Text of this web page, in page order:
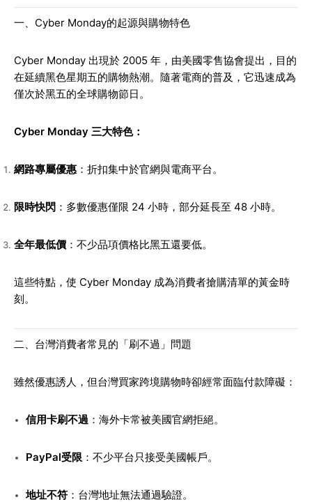
一、Cyber Monday的起源與購物特色
Cyber Monday 出現於 2005 年，由美國零售協會提出，目的
在延續黑色星期五的購物熱潮。隨著電商的普及，它迅速成為
僅次於黑五的全球購物節日。
Cyber Monday 三大特色：
網路專屬優惠 ：折扣集中於官網與電商平台。
限時快閃 ：多數優惠僅限 24 小時，部分延長至 48 小時。
全年最低價 ：不少品項價格比黑五還要低。
這些特點，使 Cyber Monday 成為消費者搶購清單的黃金時
刻。
二、台灣消費者常見的「刷不過」問題
雖然優惠誘人，但台灣買家跨境購物時卻經常面臨付款障礙：
信用卡刷不過：海外卡常被美國官網拒絕。
PayPal受限：不少平台只接受美國帳戶。
地址不符：台灣地址無法通過驗證。